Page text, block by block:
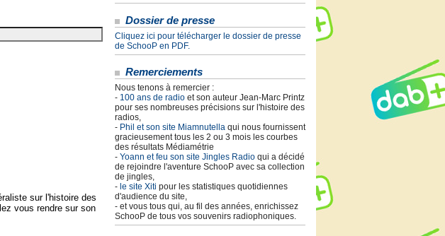
sur l'histoire des
vous rendre sur son
Dossier de presse
Cliquez ici pour télécharger le dossier de presse
de SchooP en PDF.
Remerciements
Nous tenons à remercier :
- 100 ans de radio et son auteur Jean-Marc Printz
pour ses nombreuses précisions sur l'histoire des
radios,
- Phil et son site Miamnutella qui nous fournissent
gracieusement tous les 2 ou 3 mois les courbes
des résultats Médiamétrie
- Yoann et feu son site Jingles Radio qui a décidé
de rejoindre l'aventure SchooP avec sa collection
de jingles,
- le site Xiti pour les statistiques quotidiennes
d'audience du site,
- et vous tous qui, au fil des années, enrichissez
SchooP de tous vos souvenirs radiophoniques.